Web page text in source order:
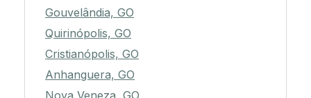
Gouvelândia, GO
Quirinópolis, GO
Cristianópolis, GO
Anhanguera, GO